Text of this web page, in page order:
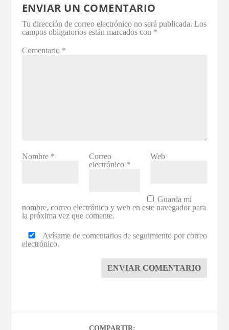
ENVIAR UN COMENTARIO
Tu dirección de correo electrónico no será publicada. Los
campos obligatorios están marcados con *
Comentario *
Nombre *
Correo
electrónico *
Web
Guarda mi
nombre, correo electrónico y web en este navegador para
la próxima vez que comente.
Avísame de comentarios de seguimiento por correo
electrónico.
ENVIAR COMENTARIO
COMPARTIR: